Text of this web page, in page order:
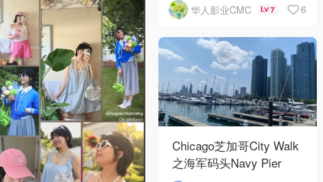
华人影业CMC 7 6
Chicago芝加哥City Walk
之海军码头Navy Pier